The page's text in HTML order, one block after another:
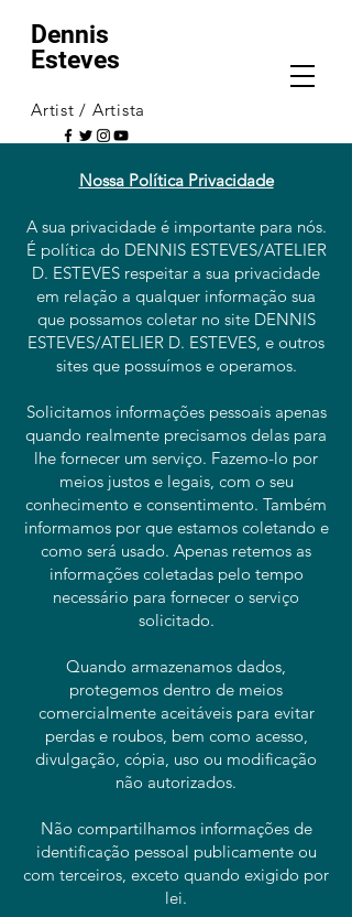
Dennis
Esteves
Artist / Artista
Nossa Política Privacidade
A sua privacidade é importante para nós.
É política do DENNIS ESTEVES/ATELIER
D. ESTEVES respeitar a sua privacidade
em relação a qualquer informação sua
que possamos coletar no site DENNIS
ESTEVES/ATELIER D. ESTEVES, e outros
sites que possuímos e operamos.
Solicitamos informações pessoais apenas
quando realmente precisamos delas para
lhe fornecer um serviço. Fazemo-lo por
meios justos e legais, com o seu
conhecimento e consentimento. Também
informamos por que estamos coletando e
como será usado. Apenas retemos as
informações coletadas pelo tempo
necessário para fornecer o serviço
solicitado.
Quando armazenamos dados,
protegemos dentro de meios
comercialmente aceitáveis ​​para evitar
perdas e roubos, bem como acesso,
divulgação, cópia, uso ou modificação
não autorizados.
Não compartilhamos informações de
identificação pessoal publicamente ou
com terceiros, exceto quando exigido por
lei.